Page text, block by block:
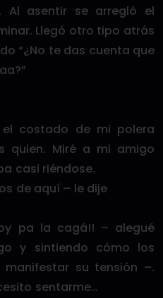
Al asentir se arregló el
Llegó otro tipo atrás
“¿No te das cuenta que
costado de mi polera
quien. Miré a mi amigo
casi riéndose.
de aquí – le dije
pa la cagá!! – alegué
y sintiendo cómo los
manifestar su tensión –.
sentarme…